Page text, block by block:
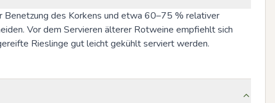
Benetzung des Korkens und etwa 60–75 % relativer
Vor dem Servieren älterer Rotweine empfiehlt sich
Rieslinge gut leicht gekühlt serviert werden.